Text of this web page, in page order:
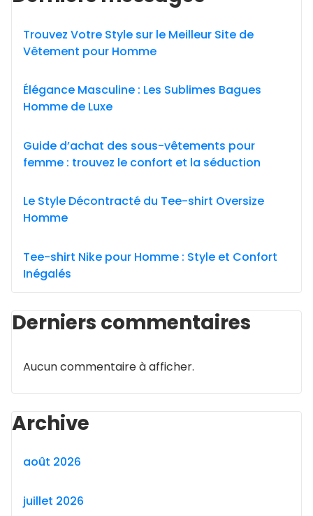
Trouvez Votre Style sur le Meilleur Site de
Vêtement pour Homme
Élégance Masculine : Les Sublimes Bagues
Homme de Luxe
Guide d’achat des sous-vêtements pour
femme : trouvez le confort et la séduction
Le Style Décontracté du Tee-shirt Oversize
Homme
Tee-shirt Nike pour Homme : Style et Confort
Inégalés
Derniers commentaires
Aucun commentaire à afficher.
Archive
août 2026
juillet 2026